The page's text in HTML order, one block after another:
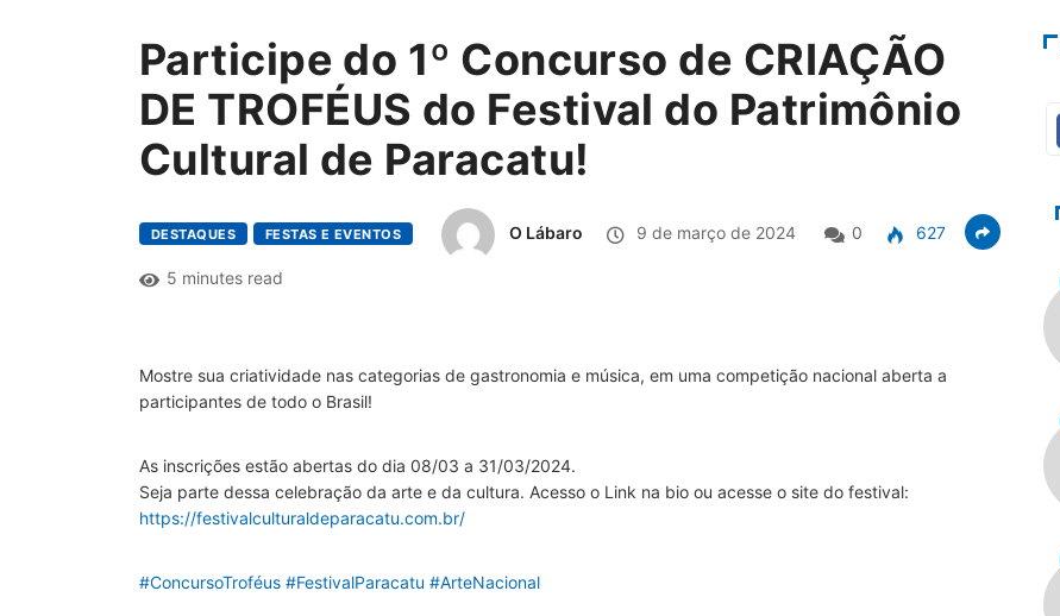
Participe do 1º Concurso de CRIAÇÃO
DE TROFÉUS do Festival do Patrimônio
Cultural de Paracatu!
DESTAQUES FESTAS E EVENTOS O Lábaro 9 de março de 2024 0 627
5 minutes read
Mostre sua criatividade nas categorias de gastronomia e música, em uma competição nacional aberta a
participantes de todo o Brasil!
As inscrições estão abertas do dia 08/03 a 31/03/2024.
Seja parte dessa celebração da arte e da cultura. Acesso o Link na bio ou acesse o site do festival:
https://festivalculturaldeparacatu.com.br/
#ConcursoTroféus #FestivalParacatu #ArteNacional